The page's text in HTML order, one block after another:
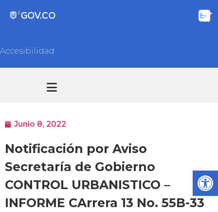
Accesibilidad
Junio 8, 2022
Notificación por Aviso
Secretaría de Gobierno
CONTROL URBANISTICO –
INFORME CArrera 13 No. 55B-33